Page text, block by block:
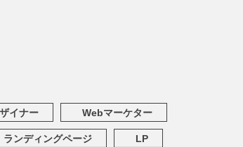
イナー
Webマーケター
ランディングページ
LP